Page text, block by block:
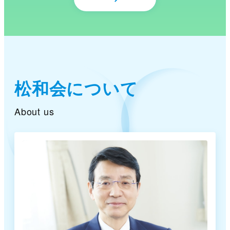
松和会について
About us